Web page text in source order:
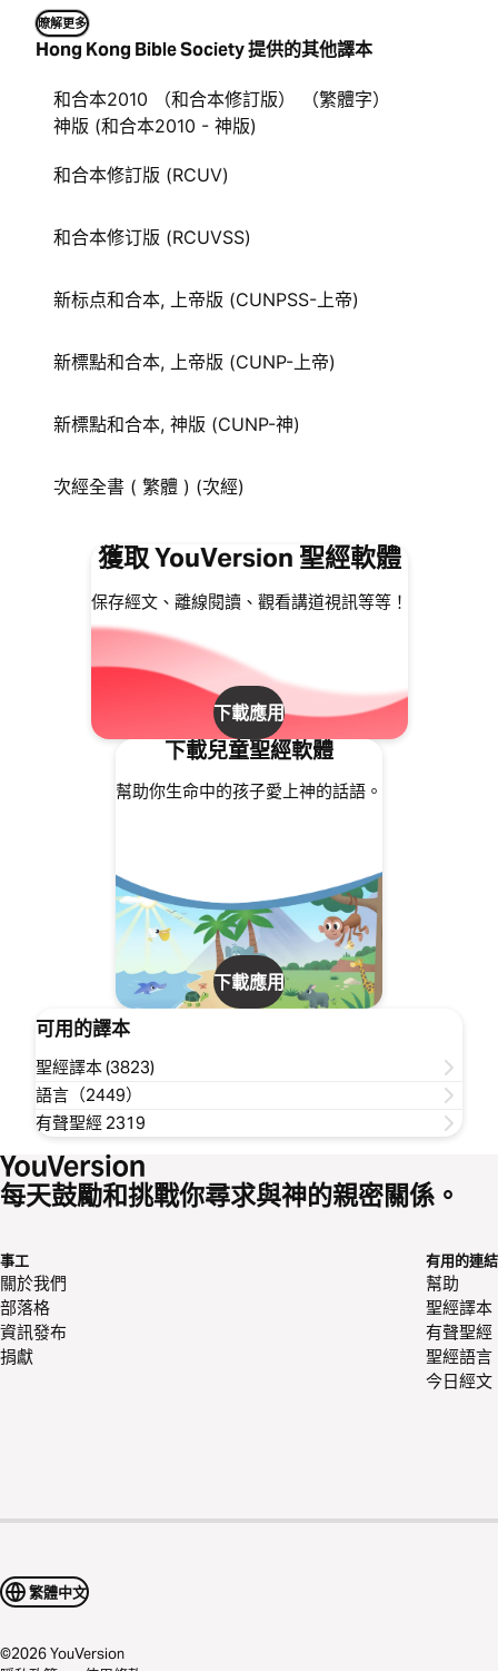
暸解更多
Hong Kong Bible Society 提供的其他譯本
和合本2010 （和合本修訂版） （繁體字）
神版 (和合本2010 - 神版)
和合本修訂版 (RCUV)
和合本修订版 (RCUVSS)
新标点和合本, 上帝版 (CUNPSS-上帝)
新標點和合本, 上帝版 (CUNP-上帝)
新標點和合本, 神版 (CUNP-神)
次經全書 ( 繁體 ) (次經)
獲取 YouVersion 聖經軟體
保存經文、離線閱讀、觀看講道視訊等等！
下載應用
下載兒童聖經軟體
幫助你生命中的孩子愛上神的話語。
下載應用
可用的譯本
聖經譯本 (3823)
語言（2449）
有聲聖經 2319
每天鼓勵和挑戰你尋求與神的親密關係。
事工
關於我們
部落格
資訊發布
捐獻
有用的連結
幫助
聖經譯本
有聲聖經
聖經語言
今日經文
繁體中文
©2026YouVersion